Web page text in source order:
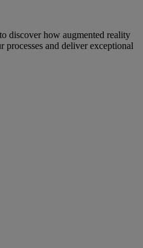
discover how augmented reality
and deliver exceptional